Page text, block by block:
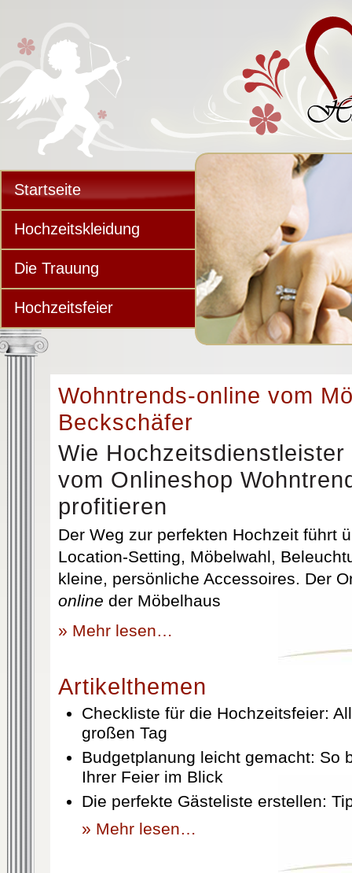
Startseite
Hochzeitskleidung
Die Trauung
Hochzeitsfeier
Wohntrends-online vom
Beckschäfer
Wie
vom Onlineshop
profitieren
Der Weg zur perfekten Hochzeit führt
Location-Setting, Möbelwahl,
kleine, persönliche Accessoires. Der
online der Möbelhaus
» Mehr lesen…
Artikelthemen
Checkliste für die Hochzeitsfeier:
großen Tag
Budgetplanung leicht gemacht: So
Ihrer Feier im Blick
Die perfekte Gästeliste erstellen:
» Mehr lesen…